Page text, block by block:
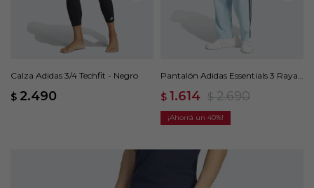
Calza Adidas 3/4 Techfit - Negro
$ 2.490
Pantalón Adidas Essentials 3 Rayas
$ 1.614 $ 2.690
40